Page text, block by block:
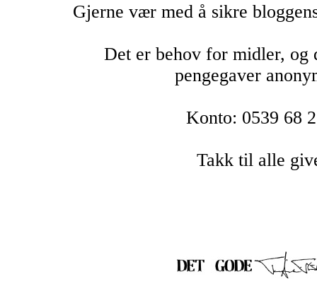
Gjerne vær med å sikre
Det er behov for midler, og
pengegaver
Konto: 0539 68
Takk til alle